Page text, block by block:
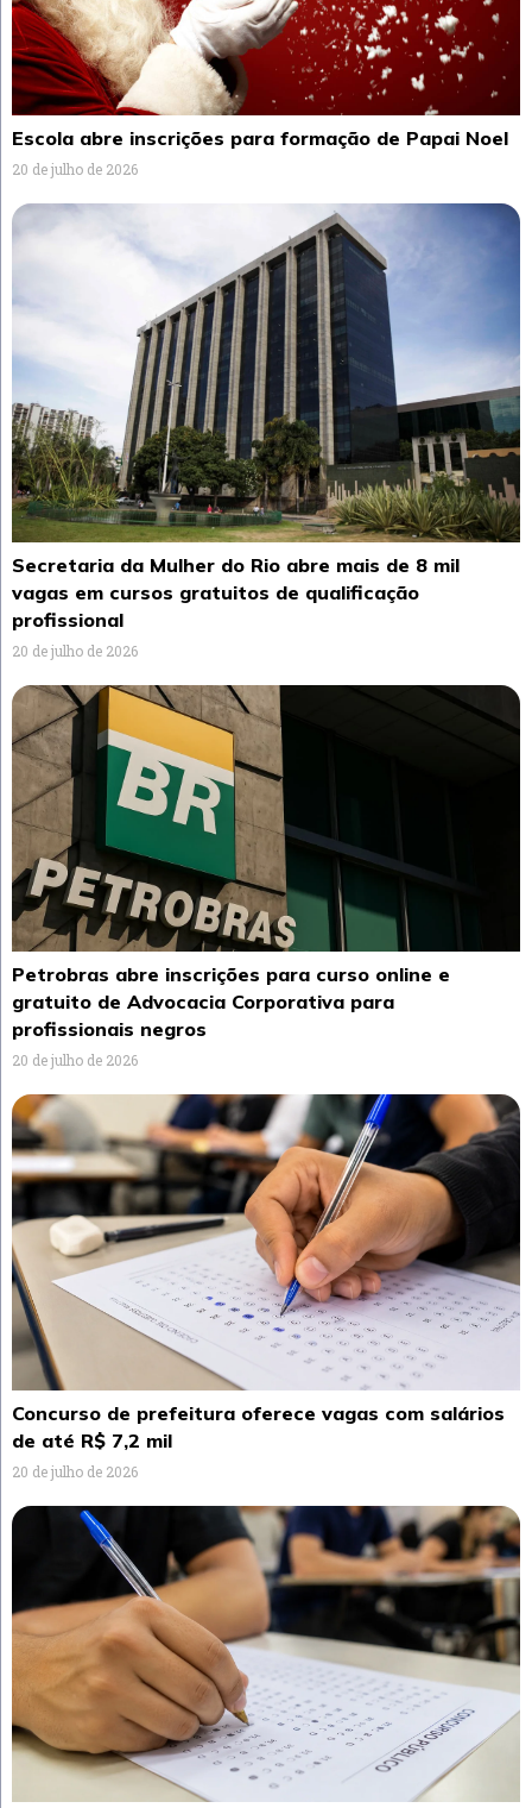
Escola abre inscrições para formação de Papai Noel
20 de julho de 2026
Secretaria da Mulher do Rio abre mais de 8 mil
vagas em cursos gratuitos de qualificação
profissional
20 de julho de 2026
Petrobras abre inscrições para curso online e
gratuito de Advocacia Corporativa para
profissionais negros
20 de julho de 2026
Concurso de prefeitura oferece vagas com salários
de até R$ 7,2 mil
20 de julho de 2026